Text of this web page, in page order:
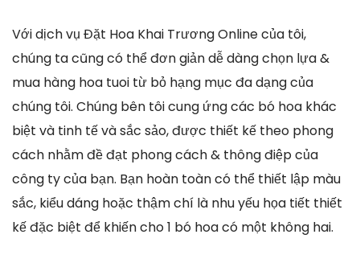
Với dịch vụ Đặt Hoa Khai Trương Online của tôi,
chúng ta cũng có thể đơn giản dễ dàng chọn lựa &
mua hàng hoa tuoi từ bỏ hạng mục đa dạng của
chúng tôi. Chúng bên tôi cung ứng các bó hoa khác
biệt và tinh tế và sắc sảo, được thiết kế theo phong
cách nhằm đề đạt phong cách & thông điệp của
công ty của bạn. Bạn hoàn toàn có thể thiết lập màu
sắc, kiểu dáng hoặc thậm chí là nhu yếu họa tiết thiết
kế đặc biệt để khiến cho 1 bó hoa có một không hai.